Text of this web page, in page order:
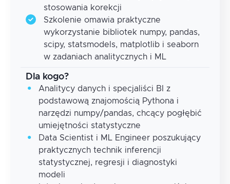
stosowania korekcji
Szkolenie omawia praktyczne
wykorzystanie bibliotek numpy, pandas,
scipy, statsmodels, matplotlib i seaborn
w zadaniach analitycznych i ML
Dla kogo?
Analitycy danych i specjaliści BI z
podstawową znajomością Pythona i
narzędzi numpy/pandas, chcący pogłębić
umiejętności statystyczne
Data Scientist i ML Engineer poszukujący
praktycznych technik inferencji
statystycznej, regresji i diagnostyki
modeli